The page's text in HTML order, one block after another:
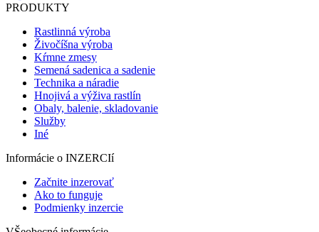
PRODUKTY
Rastlinná výroba
Živočíšna výroba
Kŕmne zmesy
Semená sadenica a sadenie
Technika a náradie
Hnojivá a výživa rastlín
Obaly, balenie, skladovanie
Služby
Iné
Informácie o INZERCIí
Začnite inzerovať
Ako to funguje
Podmienky inzercie